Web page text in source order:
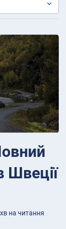
Швеції
на читання